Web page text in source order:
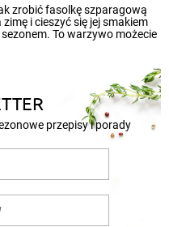
pozwolą zachować świeżość
zrobić fasolkę szparagową
zimę i cieszyć się jej smakiem
To warzywo możecie
przepisy i porady